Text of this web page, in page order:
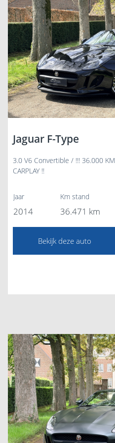
Jaguar F-Type
3.0 V6 Convertible / !!! 36.000 KM
CARPLAY !!
Jaar
2014
Km stand
36.471 km
Bekijk deze auto